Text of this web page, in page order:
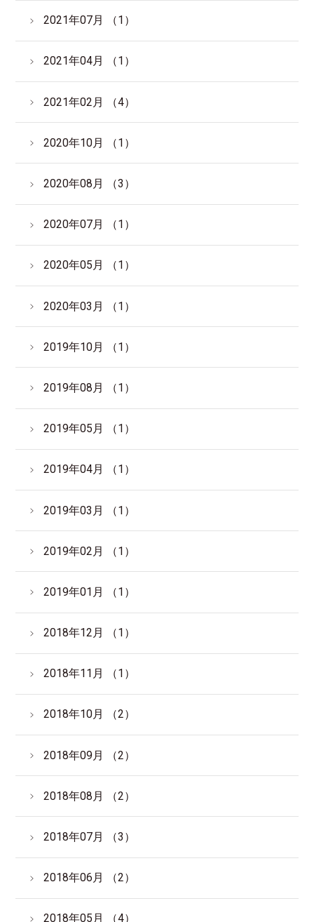
2021年07月 （1）
2021年04月 （1）
2021年02月 （4）
2020年10月 （1）
2020年08月 （3）
2020年07月 （1）
2020年05月 （1）
2020年03月 （1）
2019年10月 （1）
2019年08月 （1）
2019年05月 （1）
2019年04月 （1）
2019年03月 （1）
2019年02月 （1）
2019年01月 （1）
2018年12月 （1）
2018年11月 （1）
2018年10月 （2）
2018年09月 （2）
2018年08月 （2）
2018年07月 （3）
2018年06月 （2）
2018年05月 （4）